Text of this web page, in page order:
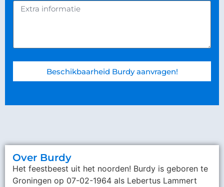
Beschikbaarheid Burdy aanvragen!
Over Burdy
Het feestbeest uit het noorden! Burdy is geboren te
Groningen op 07-02-1964 als Lebertus Lammert